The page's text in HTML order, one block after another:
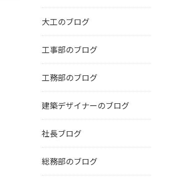
大工のブログ
工事部のブログ
工務部のブログ
建築デザイナーのブログ
社長ブログ
総務部のブログ